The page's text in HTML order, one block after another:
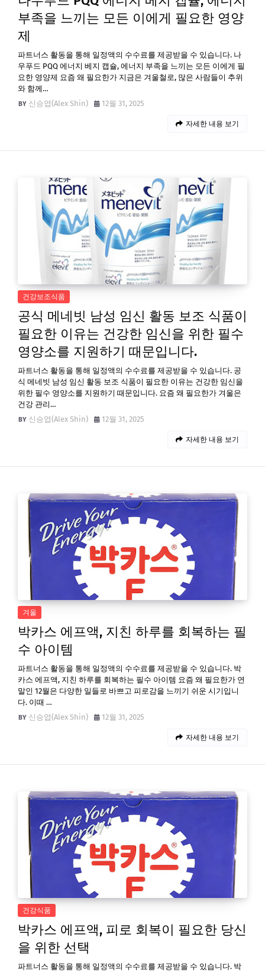
부족을 느끼는 모든 이에게 필요한 영양
제
파트너스 활동을 통해 일정액의 수수료를 제공받을 수 있습니다. 나
우푸드 PQQ 에너지 베지 캡슐, 에너지 부족을 느끼는 모든 이에게 필
요한 영양제 요즘 왜 필요한가 지금은 겨울철로, 많은 사람들이 추위
와 함께…
신승엽(Alex Shin)
12월 31, 2025
자세한 내용 보기
건강보조식품
공식 메네빗 남성 임신 활동 보조 식품이
필요한 이유는 건강한 임신을 위한 필수
영양소를 지원하기 때문입니다.
파트너스 활동을 통해 일정액의 수수료를 제공받을 수 있습니다. 공
식 메네빗 남성 임신 활동 보조 식품이 필요한 이유는 건강한 임신을
위한 필수 영양소를 지원하기 때문입니다. 요즘 왜 필요한가 겨울은
건강 관리…
신승엽(Alex Shin)
12월 31, 2025
자세한 내용 보기
겨울
박카스 에프액, 지친 하루를 회복하는 필
수 아이템
파트너스 활동을 통해 일정액의 수수료를 제공받을 수 있습니다. 박
카스 에프액, 지친 하루를 회복하는 필수 아이템 요즘 왜 필요한가 연
말인 12월은 다양한 일들로 바쁘고 피로감을 느끼기 쉬운 시기입니
다. 이때 …
신승엽(Alex Shin)
12월 31, 2025
자세한 내용 보기
건강식품
박카스 에프액, 피로 회복이 필요한 당신
을 위한 선택
파트너스 활동을 통해 일정액의 수수료를 제공받을 수 있습니다. 박